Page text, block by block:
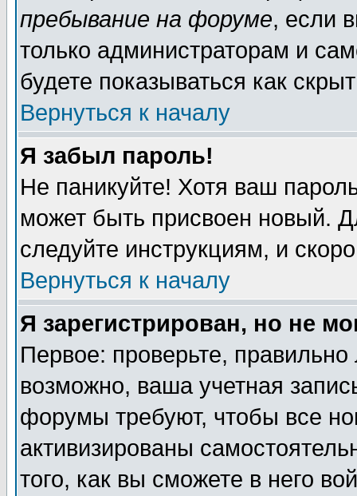
пребывание на форуме, если
только администраторам и
будете показываться как
Вернуться к началу
Я забыл пароль!
Не паникуйте! Хотя ваш
может быть присвоен новый.
следуйте инструкциям, и
Вернуться к началу
Я зарегистрирован, но не
Первое: проверьте,
возможно, ваша учетная
форумы требуют, чтобы все
активизированы
того, как вы сможете в него